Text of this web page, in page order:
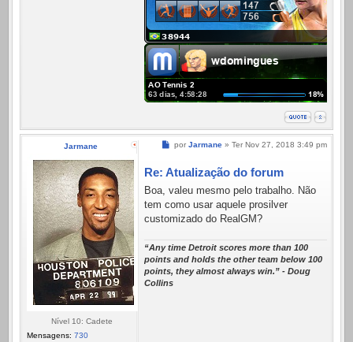
Jarmane
Nível 10: Cadete
Mensagens: 730
Mensagem
por Jarmane » Ter Nov 27, 2018 3:49 pm
Re: Atualização do forum
Boa, valeu mesmo pelo trabalho. Não
tem como usar aquele prosilver
customizado do RealGM?
“Any time Detroit scores more than 100
points and holds the other team below 100
points, they almost always win.” - Doug
Collins